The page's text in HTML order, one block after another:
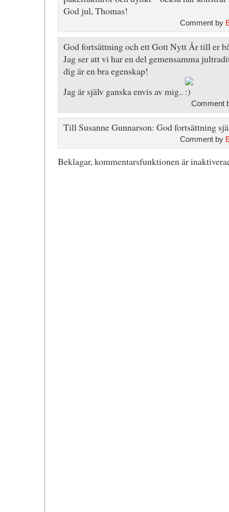
God jul, Thomas!
Comment by
God fortsättning och ett Gott Nytt År till er
Jag ser att vi har en del gemensamma
dig är en bra egenskap!
Jag är själv ganska envis av mig..
Comment
Till Susanne Gunnarson: God fortsättning
Comment by
Beklagar, kommentarsfunktionen är